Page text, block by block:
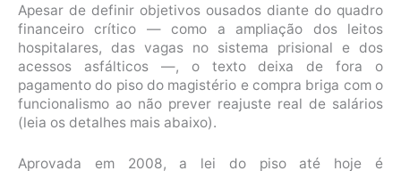
Apesar de definir objetivos ousados diante do quadro
financeiro crítico — como a ampliação dos leitos
hospitalares, das vagas no sistema prisional e dos
acessos asfálticos —, o texto deixa de fora o
pagamento do piso do magistério e compra briga com o
funcionalismo ao não prever reajuste real de salários
(leia os detalhes mais abaixo).
Aprovada em 2008, a lei do piso até hoje é